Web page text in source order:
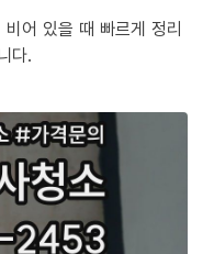
어 있을 때 빠르게 정리
다.